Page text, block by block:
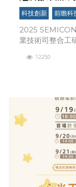
新產業鏈 帶
地
科技創新 前瞻科
2025
業技術司整合工
AI晶片、先進製
12250